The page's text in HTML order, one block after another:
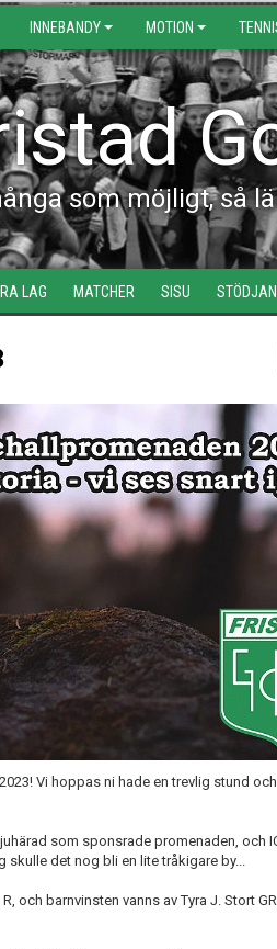
INNEBANDY MOTION
som möjligt, så
LAG MATCHER SISU
Vi hoppas ni hade en trevlig stund
som sponsrade promenaden, och
det nog bli en lite tråkigare by...
och barnvinsten vanns av Tyra J. Stort